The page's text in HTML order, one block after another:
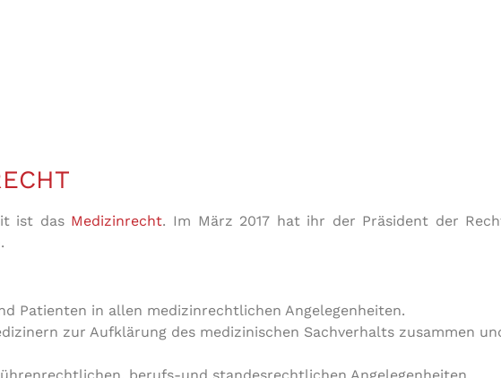
ist das Medizinrecht. Im März 2017 hat ihr der Präsident der
Patienten in allen medizinrechtlichen Angelegenheiten.
zur Aufklärung des medizinischen Sachverhalts zusammen